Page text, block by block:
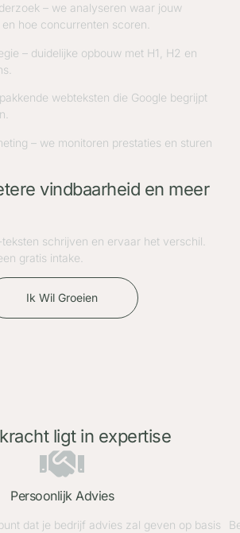
– we analyseren waar jouw
hoe concurrenten scoren.
– duidelijke opbouw met H1, H2 en
webteksten die Google begrijpt
– we monitoren prestaties en sturen
vindbaarheid en meer
schrijven en ervaar het verschil.
gratis intake.
Ik Wil Groeien
ligt in expertise
Persoonlijk Advies
dat je bedrijf advies zal geven op basis